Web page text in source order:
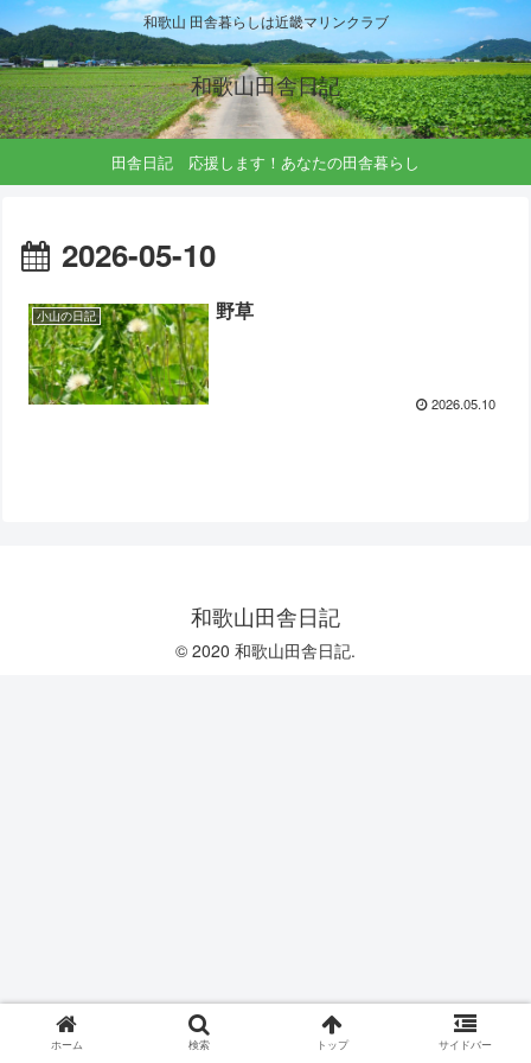
和歌山 田舎暮らしは近畿マリンクラブ
和歌山田舎日記
田舎日記 応援します！あなたの田舎暮らし
2026-05-10
小山の日記 野草
2026.05.10
和歌山田舎日記
© 2020 和歌山田舎日記.
ホーム 検索 トップ サイドバー